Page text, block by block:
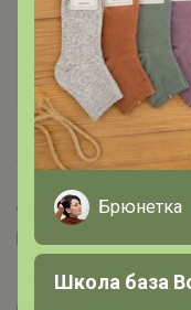
Фанат СП
28 июля, 2023 13:24
Странно во вкладке
раздел
Брюнетка
Школа база